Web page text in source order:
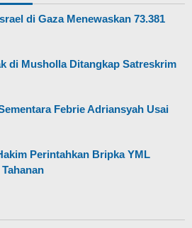
di Gaza Menewaskan 73.381
di Musholla Ditangkap Satreskrim
Febrie Adriansyah Usai
Perintahkan Bripka YML